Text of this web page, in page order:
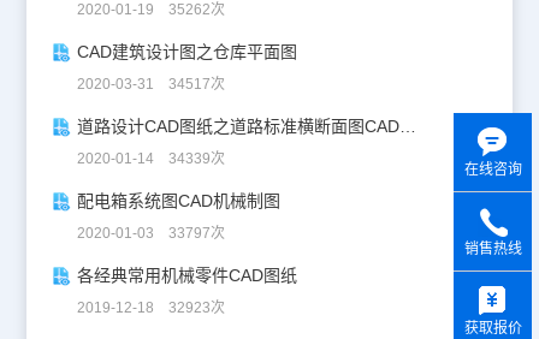
2020-01-19 35262次
CAD建筑设计图之仓库平面图
2020-03-31 34517次
道路设计CAD图纸之道路标准横断面图CAD图纸
2020-01-14 34339次
配电箱系统图CAD机械制图
2020-01-03 33797次
各经典常用机械零件CAD图纸
2019-12-18 32923次
在线咨询
销售热线
获取报价